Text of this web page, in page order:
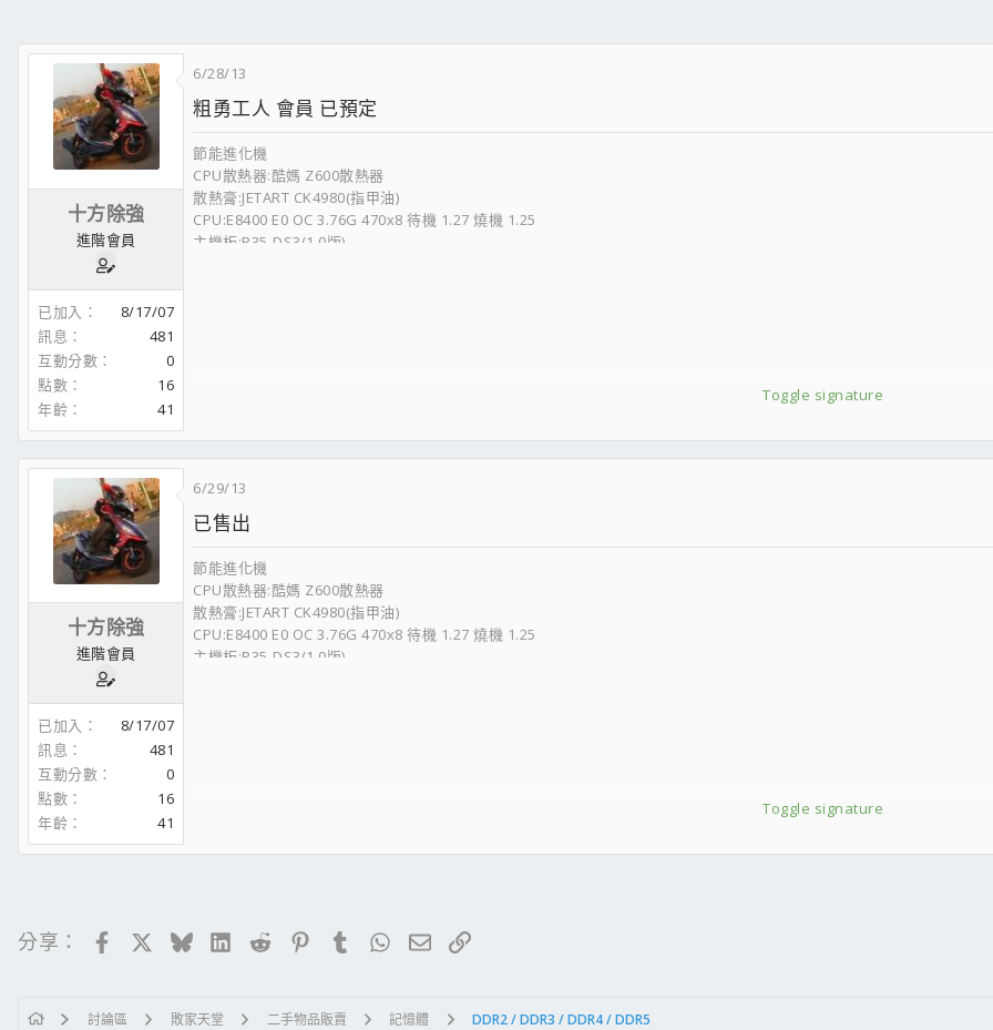
防毒程式:AVAST 5.0 (小A)
---------------------------------------------------------------------
NEX-125 折翼戰隼
O’star 2.5W50 全酯
天補補缸劑
寧靜大師
F2-21
台鈴噴油嘴清潔劑
十方除強
進階會員
已加入
8/17/07
訊息
481
互動分數
0
點數
16
年齡
41
6/28/13
粗勇工人 會員 已預定
Toggle signature
節能進化機
CPU散熱器:酷媽 Z600散熱器
散熱膏:JETART CK4980(指甲油)
CPU:E8400 E0 OC 3.76G 470x8 待機 1.27 燒機 1.25
主機板:P35-DS3(1.0版)
硬碟:WD 80G+Hitachi 160G
機殼:酷媽 431
電源:小蛇~PSH 500W
滑鼠:CM Storm - Inferno 電競滑鼠(滄者禮物):PPP:
鼠墊:Razer蛇墊
喇叭:Edifier~C2
系統:W7 64位元 7600版本 旗艦版
防毒程式:AVAST 5.0 (小A)
---------------------------------------------------------------------
NEX-125 折翼戰隼
pochi 低調 白鐵手工回壓管
十方除強
進階會員
已加入
8/17/07
訊息
481
互動分數
0
點數
16
年齡
41
6/29/13
已售出
Toggle signature
節能進化機
CPU散熱器:酷媽 Z600散熱器
散熱膏:JETART CK4980(指甲油)
CPU:E8400 E0 OC 3.76G 470x8 待機 1.27 燒機 1.25
主機板:P35-DS3(1.0版)
硬碟:WD 80G+Hitachi 160G
滑鼠:CM Storm - Inferno 電競滑鼠(滄者禮物):PPP:
系統:W7 64位元 7600版本 旗艦版
分享： FacebookBlueskyLinkedIn
RedditPinterestTumblrWhatsApp
電子郵件
連結
討論區 敗家天堂 二手物品販賣 記憶體 DDR2 / DDR3 / DDR4 / DDR5